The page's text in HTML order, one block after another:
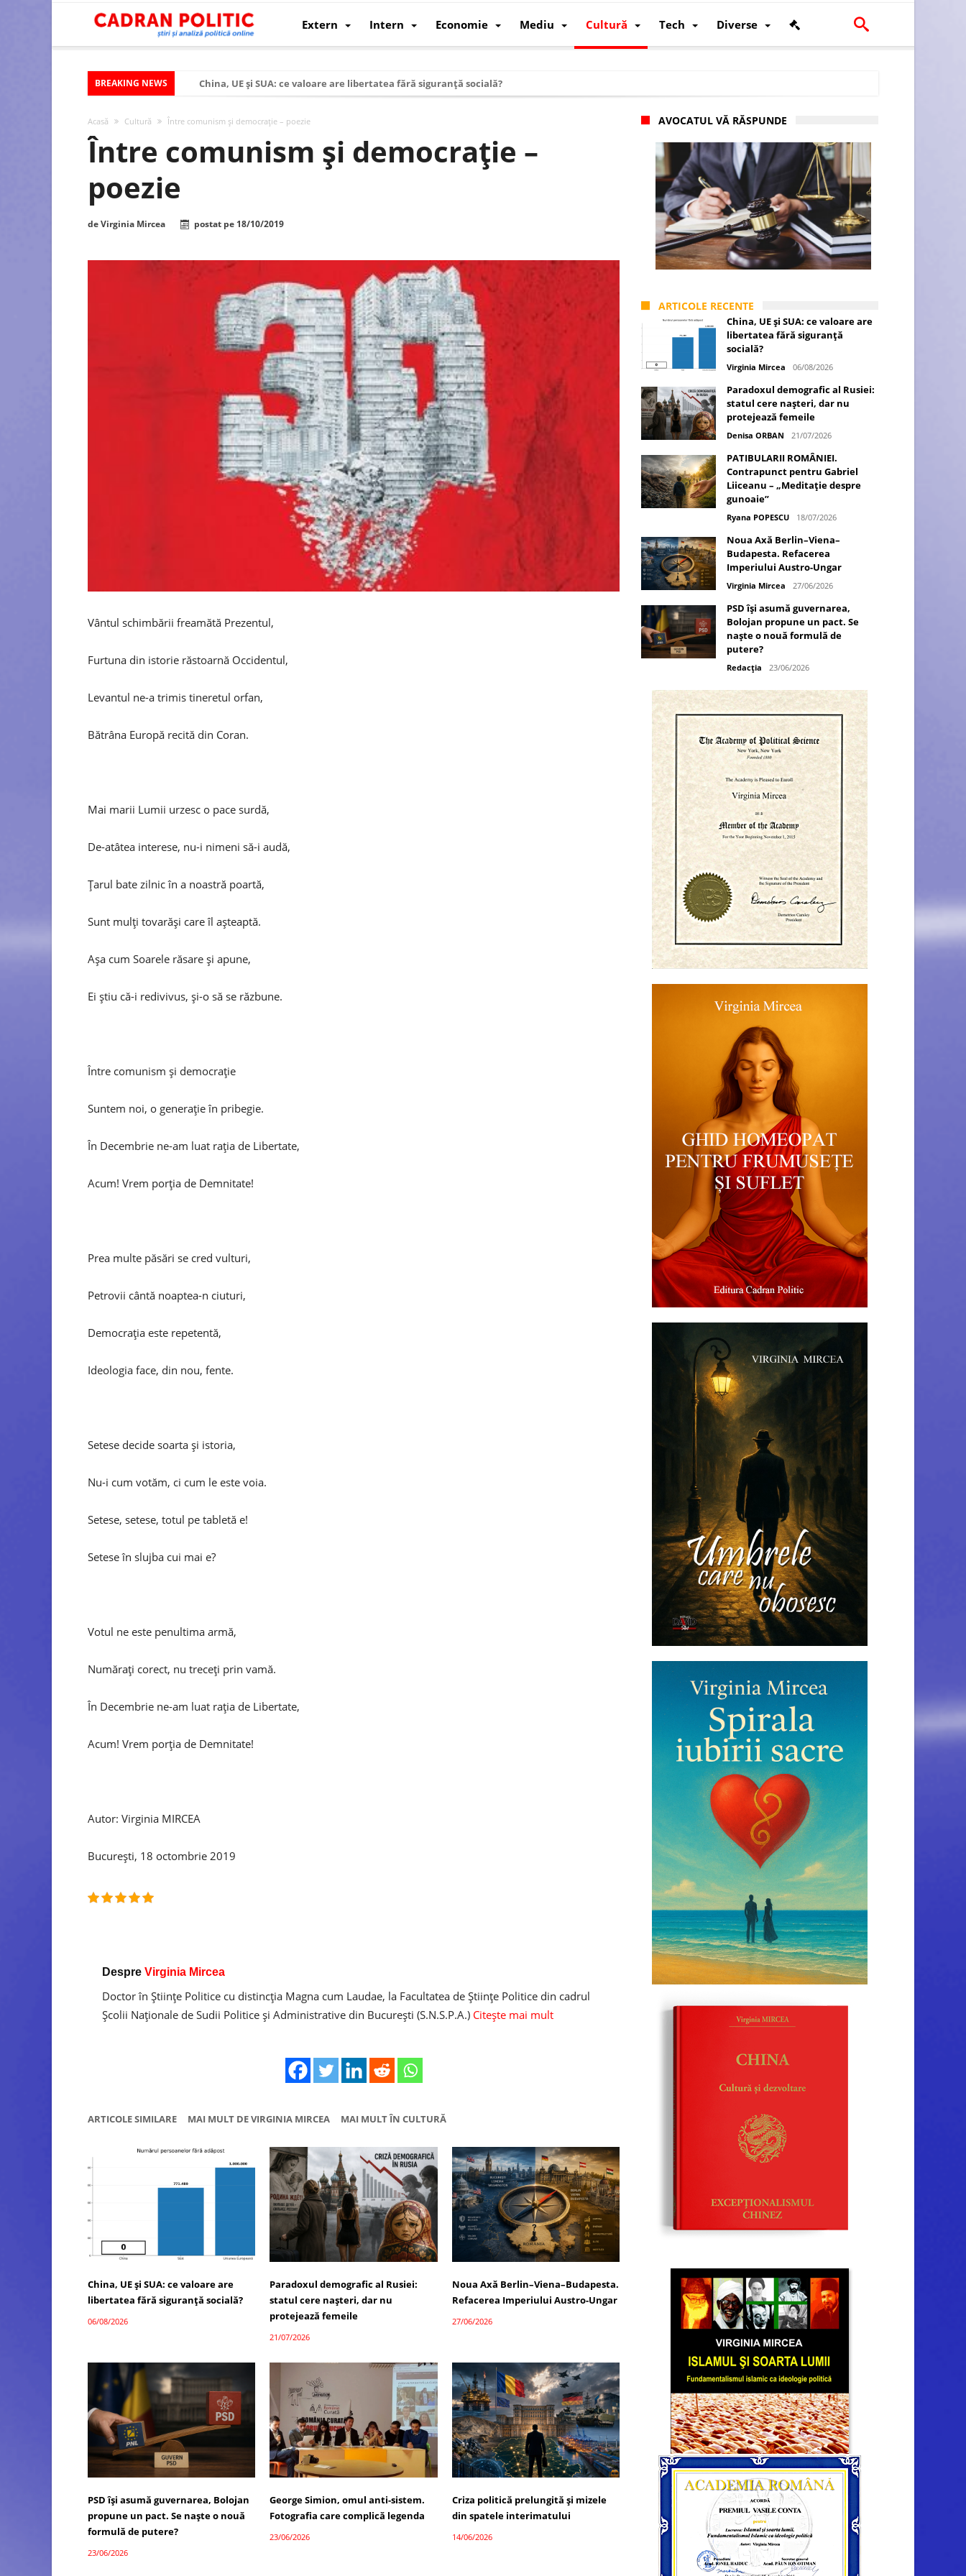
Extern Intern Economie Mediu Cultură Tech Diverse
BREAKING NEWS
China, UE și SUA: ce valoare are libertatea fără siguranță socială?
Modelul economic al Chinei: cum a devenit atelierul lumii și rivalul economic al SUA
Viitorul României în Uniunea Europeană. Ce ne așteaptă? – O analiză structurală a demografiei, fiscalității și poziției României în U.E.
Controlul minții prin nanoparticule
Huawei dezvoltă un nou cip AI pentru a înlocui Nvidia
Acasă Cultură Între comunism și democrație – poezie
Între comunism și democrație –
poezie
deVirginia Mircea postat pe 18/10/2019
Vântul schimbării freamătă Prezentul,
Furtuna din istorie răstoarnă Occidentul,
Levantul ne-a trimis tineretul orfan,
Bătrâna Europă recită din Coran.
Mai marii Lumii urzesc o pace surdă,
De-atâtea interese, nu-i nimeni să-i audă,
Țarul bate zilnic în a noastră poartă,
Sunt mulți tovarăși care îl așteaptă.
Așa cum Soarele răsare și apune,
Ei știu că-i redivivus, și-o să se răzbune.
Între comunism și democrație
Suntem noi, o generație în pribegie.
În Decembrie ne-am luat rația de Libertate,
Acum! Vrem porția de Demnitate!
Prea multe păsări se cred vulturi,
Petrovii cântă noaptea-n ciuturi,
Democrația este repetentă,
Ideologia face, din nou, fente.
Setese decide soarta și istoria,
Nu-i cum votăm, ci cum le este voia.
Setese, setese, totul pe tabletă e!
Setese în slujba cui mai e?
Votul ne este penultima armă,
Numărați corect, nu treceți prin vamă.
În Decembrie ne-am luat rația de Libertate,
Acum! Vrem porția de Demnitate!
Autor: Virginia MIRCEA
București, 18 octombrie 2019
Despre Virginia Mircea
Doctor în Ştiinţe Politice cu distincţia Magna cum Laudae, la Facultatea de Ştiinţe Politice din cadrul
Şcolii Naţionale de Sudii Politice şi Administrative din Bucureşti (S.N.S.P.A.) Citește mai mult
ARTICOLE SIMILARE MAI MULT DE VIRGINIA MIRCEA MAI MULT ÎN CULTURĂ
China, UE și SUA: ce valoare are
libertatea fără siguranță socială?
06/08/2026
Paradoxul demografic al Rusiei:
statul cere nașteri, dar nu
protejează femeile
21/07/2026
Noua Axă Berlin–Viena–Budapesta.
Refacerea Imperiului Austro-Ungar
27/06/2026
PSD își asumă guvernarea, Bolojan
propune un pact. Se naște o nouă
formulă de putere?
23/06/2026
George Simion, omul anti-sistem.
Fotografia care complică legenda
23/06/2026
Criza politică prelungită și mizele
din spatele interimatului
14/06/2026
AVOCATUL VĂ RĂSPUNDE
ARTICOLE RECENTE
China, UE și SUA: ce valoare are
libertatea fără siguranță
socială?
Virginia Mircea 06/08/2026
Paradoxul demografic al Rusiei:
statul cere nașteri, dar nu
protejează femeile
Denisa ORBAN 21/07/2026
PATIBULARII ROMÂNIEI.
Contrapunct pentru Gabriel
Liiceanu – „Meditație despre
gunoaie”
Ryana POPESCU 18/07/2026
Noua Axă Berlin–Viena–
Budapesta. Refacerea
Imperiului Austro-Ungar
Virginia Mircea 27/06/2026
PSD își asumă guvernarea,
Bolojan propune un pact. Se
naște o nouă formulă de
putere?
Redacția 23/06/2026